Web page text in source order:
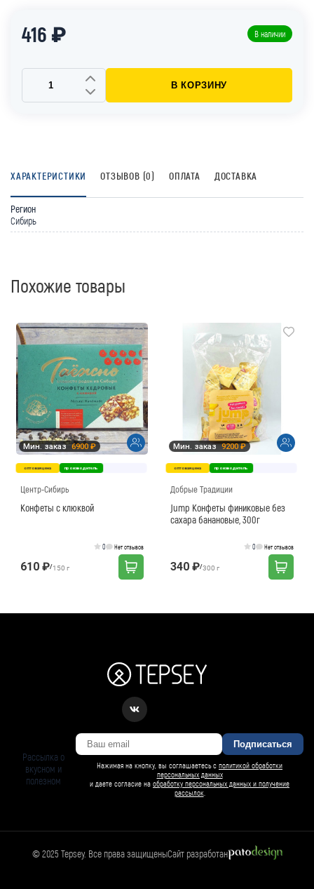
416 ₽ В наличии
В КОРЗИНУ
ХАРАКТЕРИСТИКИ ОТЗЫВОВ (0) ОПЛАТА ДОСТАВКА
Регион
Сибирь
Похожие товары
Мин. заказ 6900 ₽
оптовая цена производитель
Центр-Сибирь
Конфеты с клюквой
0 Нет отзывов
610 ₽/150 г
Мин. заказ 9200 ₽
оптовая цена производитель
Добрые Традиции
Jump Конфеты финиковые без
сахара банановые, 300г
0 Нет отзывов
340 ₽/300 г
Рассылка о
вкусном и
полезном
Подписаться
Нажимая на кнопку, вы соглашаетесь с политикой обработки
персональных данных
и даете согласие на обработку персональных данных и получение
рассылок
© 2025 Tepsey. Все права защищеныСайт разработан
БАРСИ ИИ